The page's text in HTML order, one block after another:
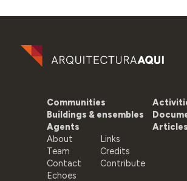
Communities
Buildings & ensembles
Agents
About
Team
Contact
Echoes
Links
Credits
Contribute